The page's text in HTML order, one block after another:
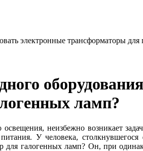
электронные трансформаторы
ламп?
неизбежно возникает
У человека,
для галогенных ламп? Он, при